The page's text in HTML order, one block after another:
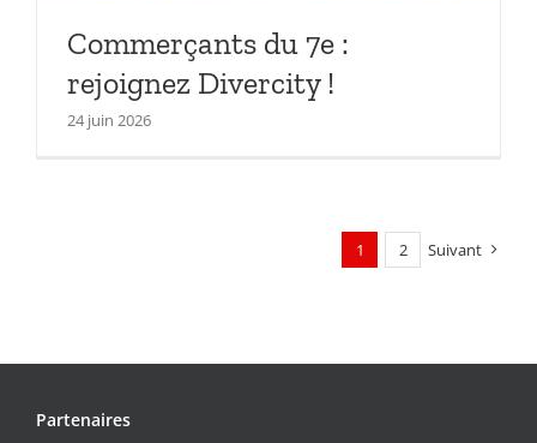
Commerçants du 7e :
rejoignez Divercity !
24 juin 2026
1 2 Suivant
Partenaires